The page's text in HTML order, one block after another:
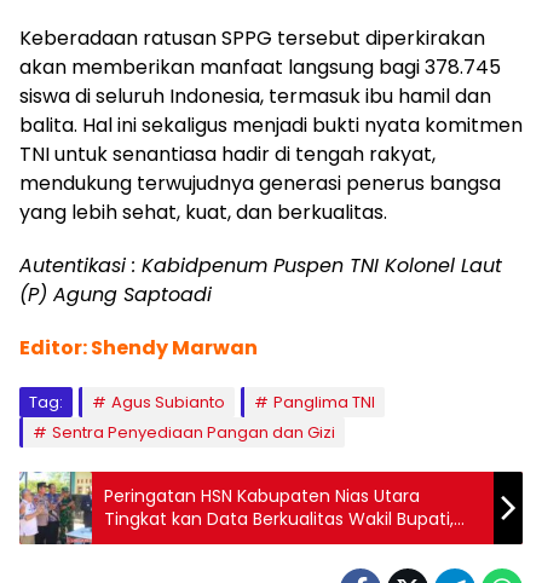
Keberadaan ratusan SPPG tersebut diperkirakan
akan memberikan manfaat langsung bagi 378.745
siswa di seluruh Indonesia, termasuk ibu hamil dan
balita. Hal ini sekaligus menjadi bukti nyata komitmen
TNI untuk senantiasa hadir di tengah rakyat,
mendukung terwujudnya generasi penerus bangsa
yang lebih sehat, kuat, dan berkualitas.
Autentikasi : Kabidpenum Puspen TNI Kolonel Laut
(P) Agung Saptoadi
Editor: Shendy Marwan
Tag: Agus Subianto
Panglima TNI
Sentra Penyediaan Pangan dan Gizi
Peringatan HSN Kabupaten Nias Utara
Tingkat kan Data Berkualitas Wakil Bupati,
Ketua DPRD Dan Anggota Turut Hadir